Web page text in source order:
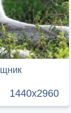
1440x2960